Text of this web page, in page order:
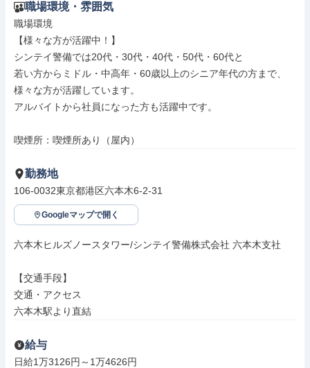
職場環境・雰囲気
職場環境
【様々な方が活躍中！】
シンテイ警備では20代・30代・40代・50代・60代と
若い方からミドル・中高年・60歳以上のシニア年代の方まで、
様々な方が活躍しています。
アルバイトから社員になった方も活躍中です。
喫煙所：喫煙所あり（屋内）
勤務地
106-0032東京都港区六本木6-2-31
Googleマップで開く
六本木ヒルズノースタワー/シンテイ警備株式会社 六本木支社
【交通手段】
交通・アクセス
六本木駅より直結
給与
日給1万3126円～1万4626円